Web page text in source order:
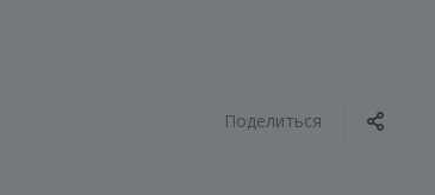
Поделиться